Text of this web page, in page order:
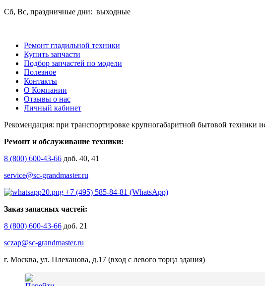
Сб, Вс, праздничные дни: выходные
Ремонт гладильной техники
Купить запчасти
Подбор запчастей по модели
Полезное
Контакты
О Компании
Отзывы о нас
Личный кабинет
Рекомендация: при транспортировке крупногабаритной бытовой техники
Ремонт и обслуживание техники:
8 (800) 600-43-66 доб. 40, 41
service@sc-grandmaster.ru
+7 (495) 585-84-81 (WhatsApp)
Заказ запасных частей:
8 (800) 600-43-66 доб. 21
sczap@sc-grandmaster.ru
г. Москва, ул. Плеханова, д.17 (вход с левого торца здания)